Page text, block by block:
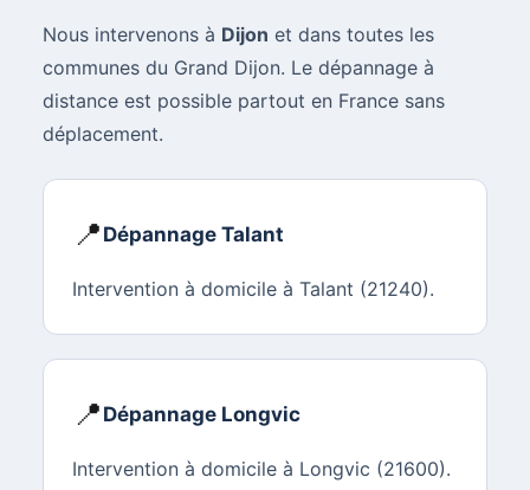
Nous intervenons à Dijon et dans toutes les
communes du Grand Dijon. Le dépannage à
distance est possible partout en France sans
déplacement.
📍 Dépannage Talant
Intervention à domicile à Talant (21240).
📍 Dépannage Longvic
Intervention à domicile à Longvic (21600).